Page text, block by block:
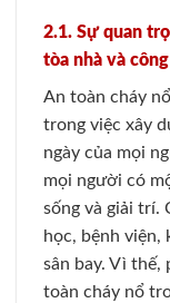
2.1. Sự quan
tòa nhà và
An toàn cháy
trong việc xây
ngày của mọi
mọi người có
sống và giải trí.
học, bệnh viện,
sân bay. Vì thế,
toàn cháy nổ